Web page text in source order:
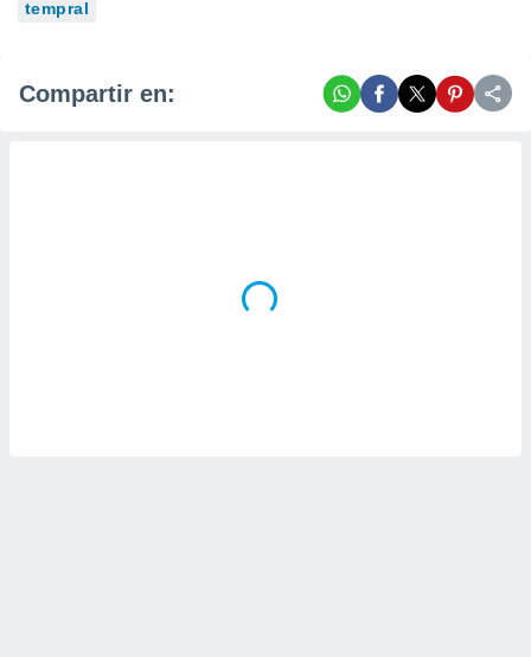
tempral
Compartir en: